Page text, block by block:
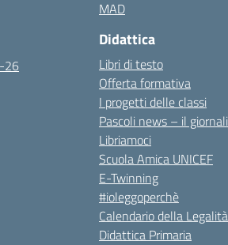
26
MAD
Didattica
Libri di testo
Offerta formativa
I progetti delle classi
Pascoli news – il
Libriamoci
Scuola Amica UNICEF
E-Twinning
#ioleggoperchè
Calendario della Legalità
Didattica Primaria